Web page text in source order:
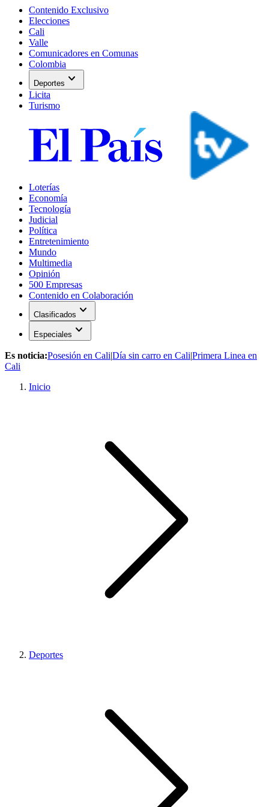
Contenido Exclusivo
Elecciones
Cali
Valle
Comunicadores en Comunas
Colombia
Deportes expand_more
Licita
Turismo
Loterías
Economía
Tecnología
Judicial
Política
Entretenimiento
Mundo
Multimedia
Opinión
500 Empresas
Contenido en Colaboración
Clasificados expand_more
Especiales expand_more
Es noticia:Posesión en Cali|Día sin carro en Cali|Primera Linea en
Cali
Inicio
Deportes